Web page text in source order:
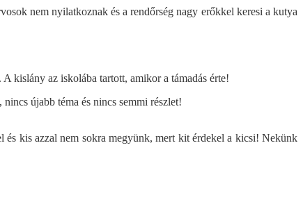
nem nyilatkoznak és a rendőrség nagy erőkkel keresi a kutya
kislány az iskolába tartott, amikor a támadás érte!
újabb téma és nincs semmi részlet!
kis azzal nem sokra megyünk, mert kit érdekel a kicsi! Nekünk